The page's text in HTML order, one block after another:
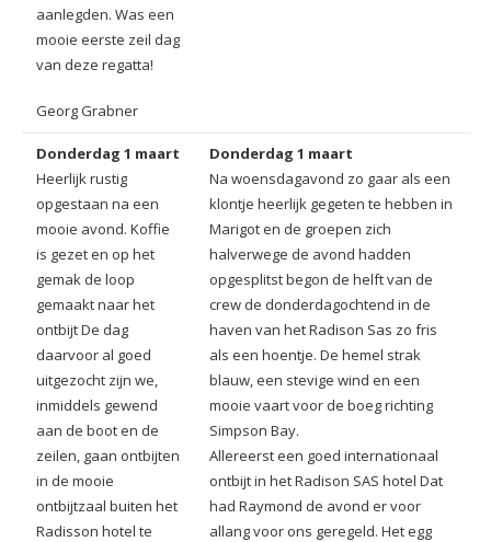
aanlegden. Was een
mooie eerste zeil dag
van deze regatta!
Georg Grabner
Donderdag 1 maart
Heerlijk rustig
opgestaan na een
mooie avond. Koffie
is gezet en op het
gemak de loop
gemaakt naar het
ontbijt De dag
daarvoor al goed
uitgezocht zijn we,
inmiddels gewend
aan de boot en de
zeilen, gaan ontbijten
in de mooie
ontbijtzaal buiten het
Radisson hotel te
Donderdag 1 maart
Na woensdagavond zo gaar als een
klontje heerlijk gegeten te hebben in
Marigot en de groepen zich
halverwege de avond hadden
opgesplitst begon de helft van de
crew de donderdagochtend in de
haven van het Radison Sas zo fris
als een hoentje. De hemel strak
blauw, een stevige wind en een
mooie vaart voor de boeg richting
Simpson Bay.
Allereerst een goed internationaal
ontbijt in het Radison SAS hotel Dat
had Raymond de avond er voor
allang voor ons geregeld. Het egg